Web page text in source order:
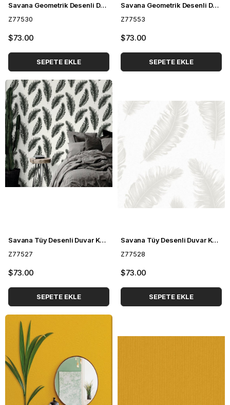
Savana Geometrik Desenli Duvar Kağıdı Z77530
Z77530
$73.00
SEPETE EKLE
Savana Geometrik Desenli Duvar Kağıdı Z77553
Z77553
$73.00
SEPETE EKLE
Savana Tüy Desenli Duvar Kağıdı Z77527
Z77527
$73.00
SEPETE EKLE
Savana Tüy Desenli Duvar Kağıdı Z77528
Z77528
$73.00
SEPETE EKLE